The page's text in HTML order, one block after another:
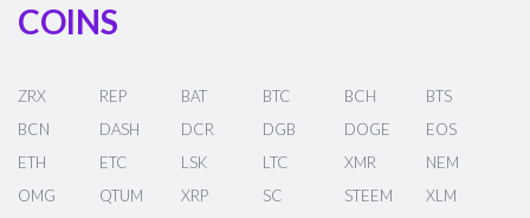
COINS
ZRX REP BAT BTC BCH
BTS
BCN
DASH DCR DGB DOGE
EOS
ETH
ETC LSK LTC XMR
NEM
OMG
QTUM XRP SC STEEM
XLM